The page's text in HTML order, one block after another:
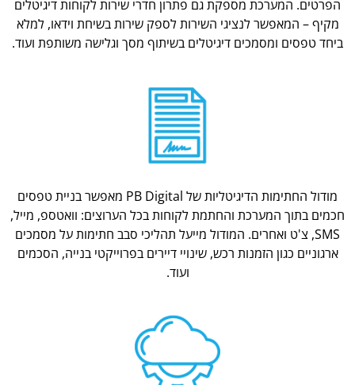
הפרטים. המערכת מספקת גם פתרון חדרי שירות לקוחות דיגיטלים
מקיף – המאפשר לנציגי השירות לספק שירות בשיחת וידאו, למלא
ביחד טפסים ומסמכים דיגיטלים בשיתוף מסך וגלישה משותפת ועוד.
מודול החתימות הדיגיטליות של PB Digital מאפשר בניית טפסים
חכמים בתוך המערכת והחתמת לקוחות בכל הערוצים: וואטספ, מייל,
SMS, צ'ט ואחרים. המודול מייעל תהליכי סבב חתימות על מסמכים
ארגוניים כגון הזמנות רכש, שינויי דיירים בפרוייקטי בנייה, הסכמים
ועוד.